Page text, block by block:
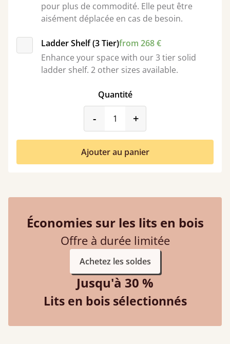
pour plus de commodité. Elle peut être
aisément déplacée en cas de besoin.
Ladder Shelf (3 Tier)from 268 €
Enhance your space with our 3 tier solid
ladder shelf. 2 other sizes available.
Quantité
-product_form.decrease
+
Ajouter au panier
Économies sur les lits en bois
Offre à durée limitée
Achetez les soldes
Jusqu'à 30 %
Lits en bois sélectionnés